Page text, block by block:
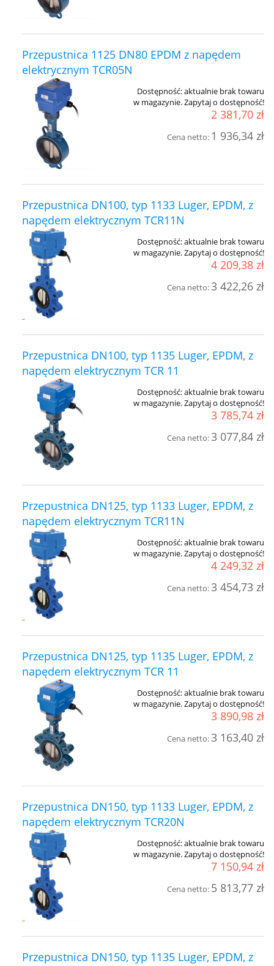
Przepustnica 1125 DN80 EPDM z napędem
elektrycznym TCR05N
Dostępność:aktualnie brak towaru
w magazynie. Zapytaj o dostępność!
2 381,70 zł
Cena netto: 1 936,34 zł
Przepustnica DN100, typ 1133 Luger, EPDM, z
napędem elektrycznym TCR11N
Dostępność:aktualnie brak towaru
w magazynie. Zapytaj o dostępność!
4 209,38 zł
Cena netto:3 422,26 zł
Przepustnica DN100, typ 1135 Luger, EPDM, z
napędem elektrycznym TCR 11
Dostępność:aktualnie brak towaru
w magazynie. Zapytaj o dostępność!
3 785,74 zł
Cena netto:3 077,84 zł
Przepustnica DN125, typ 1133 Luger, EPDM, z
napędem elektrycznym TCR11N
Dostępność:aktualnie brak towaru
w magazynie. Zapytaj o dostępność!
4 249,32 zł
Cena netto:3 454,73 zł
Przepustnica DN125, typ 1135 Luger, EPDM, z
napędem elektrycznym TCR 11
Dostępność:aktualnie brak towaru
w magazynie. Zapytaj o dostępność!
3 890,98 zł
Cena netto:3 163,40 zł
Przepustnica DN150, typ 1133 Luger, EPDM, z
napędem elektrycznym TCR20N
Dostępność:aktualnie brak towaru
w magazynie. Zapytaj o dostępność!
7 150,94 zł
Cena netto: 5 813,77 zł
Przepustnica DN150, typ 1135 Luger, EPDM, z